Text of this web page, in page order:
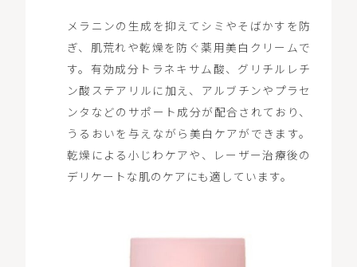
メラニンの生成を抑えてシミやそばかすを防
ぎ、肌荒れや乾燥を防ぐ薬用美白クリームで
す。有効成分トラネキサム酸、グリチルレチ
ン酸ステアリルに加え、アルブチンやプラセ
ンタなどのサポート成分が配合されており、
うるおいを与えながら美白ケアができます。
乾燥による小じわケアや、レーザー治療後の
デリケートな肌のケアにも適しています。